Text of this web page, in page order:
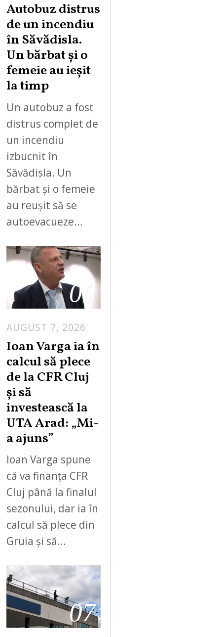
Autobuz distrus
de un incendiu
în Săvădisla.
Un bărbat și o
femeie au ieșit
la timp
Un autobuz a fost
distrus complet de
un incendiu
izbucnit în
Săvădisla. Un
bărbat și o femeie
au reușit să se
autoevacueze…
06
AUGUST 7, 2026
Ioan Varga ia în
calcul să plece
de la CFR Cluj
și să
investească la
UTA Arad: „Mi-
a ajuns”
Ioan Varga spune
că va finanța CFR
Cluj până la finalul
sezonului, dar ia în
calcul să plece din
Gruia și să…
07